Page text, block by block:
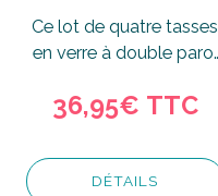
Ce lot de quatre tasses
en verre à double paroi
des thés...
36,95€ TTC
DÉTAILS